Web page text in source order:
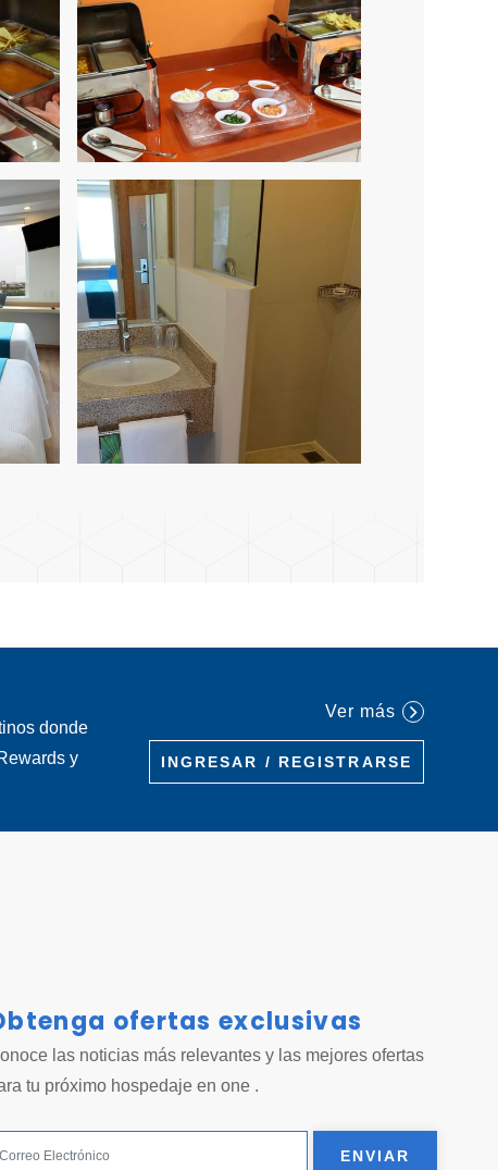
donde
y
Ver más
INGRESAR / REGISTRARSE
tab. ofertas exclusivas
las noticias más relevantes y las mejores ofertas
tu próximo hospedaje en one .
ENVIAR